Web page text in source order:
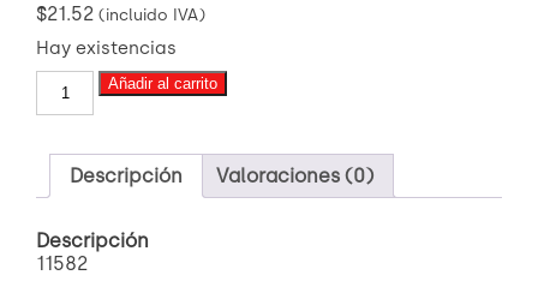
$21.52 (incluido IVA)
Hay existencias
PASTILLA
7680
MD807-
PLUS
Añadir al carrito
Descripción Valoraciones (0)
Descripción
11582